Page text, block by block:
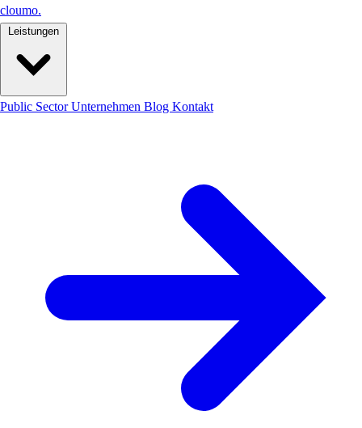
cloumo.
Public SectorUnternehmen Blog Kontakt